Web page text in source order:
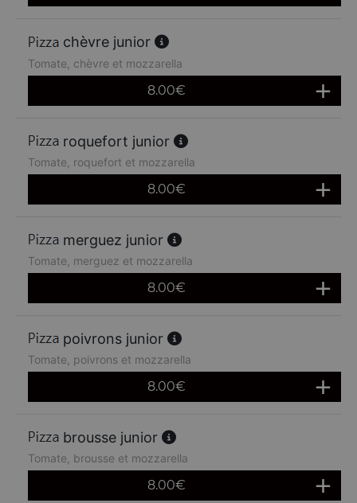
chèvre junior
Tomate, chèvre et mozzarella
8.00€
roquefort junior
Tomate, roquefort et mozzarella
8.00€
merguez junior
Tomate, merguez et mozzarella
8.00€
poivrons junior
Tomate, poivrons et mozzarella
8.00€
brousse junior
Tomate, brousse et mozzarella
8.00€